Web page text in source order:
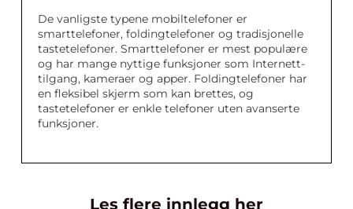
De vanligste typene mobiltelefoner er
smarttelefoner, foldingtelefoner og tradisjonelle
tastetelefoner. Smarttelefoner er mest populære
og har mange nyttige funksjoner som Internett-
tilgang, kameraer og apper. Foldingtelefoner har
en fleksibel skjerm som kan brettes, og
tastetelefoner er enkle telefoner uten avanserte
funksjoner.
Les flere innlegg her